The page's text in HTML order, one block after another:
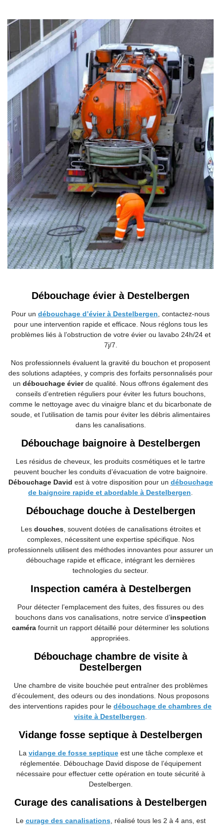
Débouchage évier à Destelbergen
Pour un débouchage d’évier à Destelbergen , contactez-nous
pour une intervention rapide et efficace. Nous réglons tous les
problèmes liés à l’obstruction de votre évier ou lavabo 24h/24 et
7j/7.
Nos professionnels évaluent la gravité du bouchon et proposent
des solutions adaptées, y compris des forfaits personnalisés pour
un débouchage évierde qualité. Nous offrons également des
conseils d’entretien réguliers pour éviter les futurs bouchons,
comme le nettoyage avec du vinaigre blanc et du bicarbonate de
soude, et l’utilisation de tamis pour éviter les débris alimentaires
dans les canalisations.
Débouchage baignoire à Destelbergen
Les résidus de cheveux, les produits cosmétiques et le tartre
peuvent boucher les conduits d’évacuation de votre baignoire.
Débouchage David est à votre disposition pour un débouchage
de baignoire rapide et abordable à Destelbergen
Débouchage douche à Destelbergen
Les douches, souvent dotées de canalisations étroites et
complexes, nécessitent une expertise spécifique. Nos
professionnels utilisent des méthodes innovantes pour assurer un
débouchage rapide et efficace, intégrant les dernières
technologies du secteur.
Inspection caméra à Destelbergen
Pour détecter l’emplacement des fuites, des fissures ou des
bouchons dans vos canalisations, notre service d’inspection
caméra fournit un rapport détaillé pour déterminer les solutions
appropriées.
Débouchage chambre de visite à
Destelbergen
Une chambre de visite bouchée peut entraîner des problèmes
d’écoulement, des odeurs ou des inondations. Nous proposons
des interventions rapides pour le débouchage de chambres de
visite à Destelbergen
Vidange fosse septique à Destelbergen
La vidange de fosse septiqueest une tâche complexe et
réglementée. Débouchage David dispose de l’équipement
nécessaire pour effectuer cette opération en toute sécurité à
Destelbergen.
Curage des canalisations à Destelbergen
Le curage des canalisations, réalisé tous les 2 à 4 ans, est